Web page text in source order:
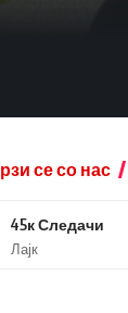
се со нас
45кСледачи
Лајк